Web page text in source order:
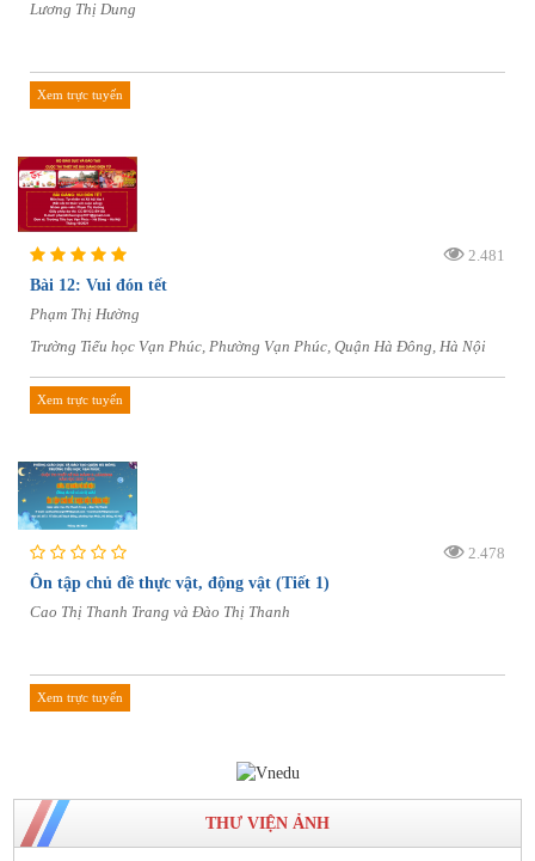
Lương Thị Dung
Xem trực tuyến
2.481
Bài 12: Vui đón tết
Phạm Thị Hường
Trường Tiểu học Vạn Phúc, Phường Vạn Phúc, Quận Hà Đông, Hà Nội
Xem trực tuyến
2.478
Ôn tập chủ đề thực vật, động vật (Tiết 1)
Cao Thị Thanh Trang và Đào Thị Thanh
Xem trực tuyến
THƯ VIỆN ẢNH